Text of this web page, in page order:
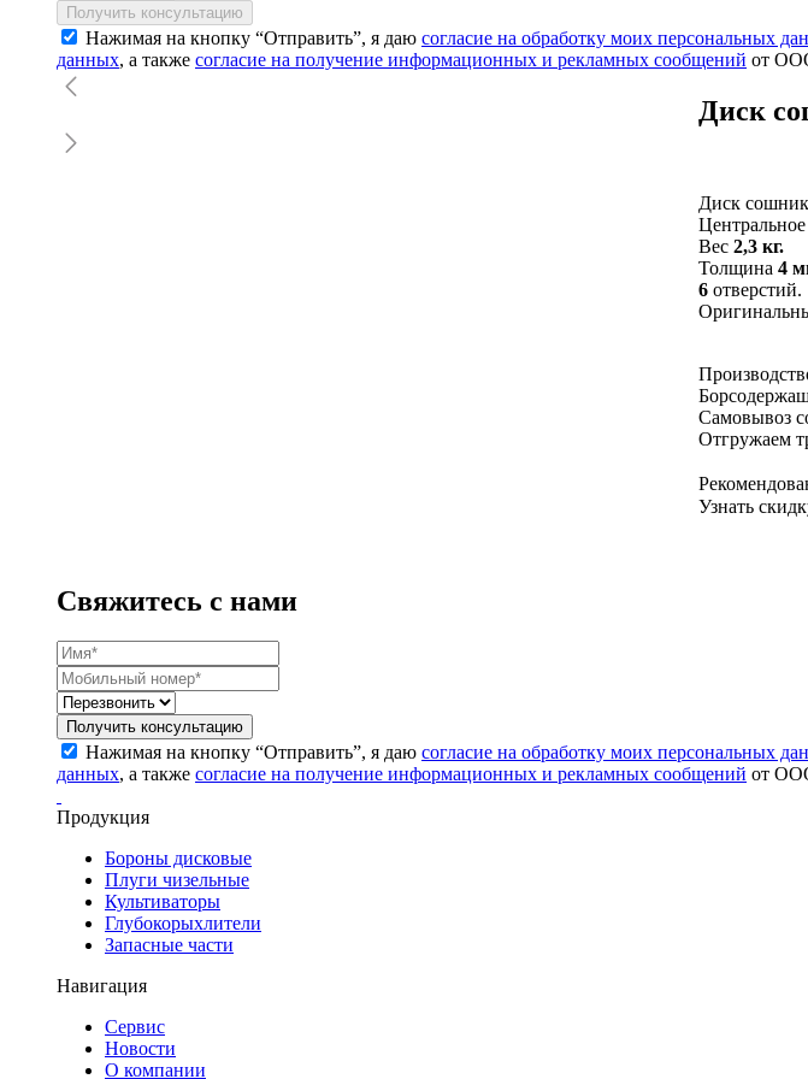
Получить консультацию
Нажимая на кнопку “Отправить”, я даю согласие на обработку моих персональных
данных, а также согласие на получение информационных и рекламных сообщений от
Диск
Диск
Вес2,3 кг.
Толщина4
6 отверстий.
Самовывоз
Отгружаем
Узнать
Свяжитесь с нами
Получить консультацию
Нажимая на кнопку “Отправить”, я даю согласие на обработку моих персональных
данных, а также согласие на получение информационных и рекламных сообщений от
Продукция
Бороны дисковые
Плуги чизельные
Культиваторы
Глубокорыхлители
Запасные части
Навигация
Сервис
Новости
О компании